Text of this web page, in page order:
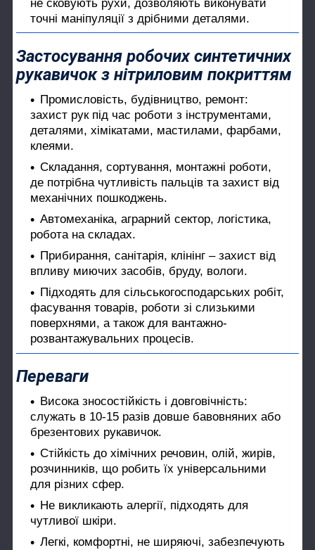
не сковують рухи, дозволяють виконувати
точні маніпуляції з дрібними деталями.
Застосування робочих синтетичних
рукавичок з нітриловим покриттям
Промисловість, будівництво, ремонт:
захист рук під час роботи з інструментами,
деталями, хімікатами, мастилами, фарбами,
клеями.
Складання, сортування, монтажні роботи,
де потрібна чутливість пальців та захист від
механічних пошкоджень.
Автомеханіка, аграрний сектор, логістика,
робота на складах.
Прибирання, санітарія, клінінг – захист від
впливу миючих засобів, бруду, вологи.
Підходять для сільськогосподарських робіт,
фасування товарів, роботи зі слизькими
поверхнями, а також для вантажно-
розвантажувальних процесів.
Переваги
Висока зносостійкість і довговічність:
служать в 10-15 разів довше бавовняних або
брезентових рукавичок.
Стійкість до хімічних речовин, олій, жирів,
розчинників, що робить їх універсальними
для різних сфер.
Не викликають алергії, підходять для
чутливої шкіри.
Легкі, комфортні, не ширяючі, забезпечують